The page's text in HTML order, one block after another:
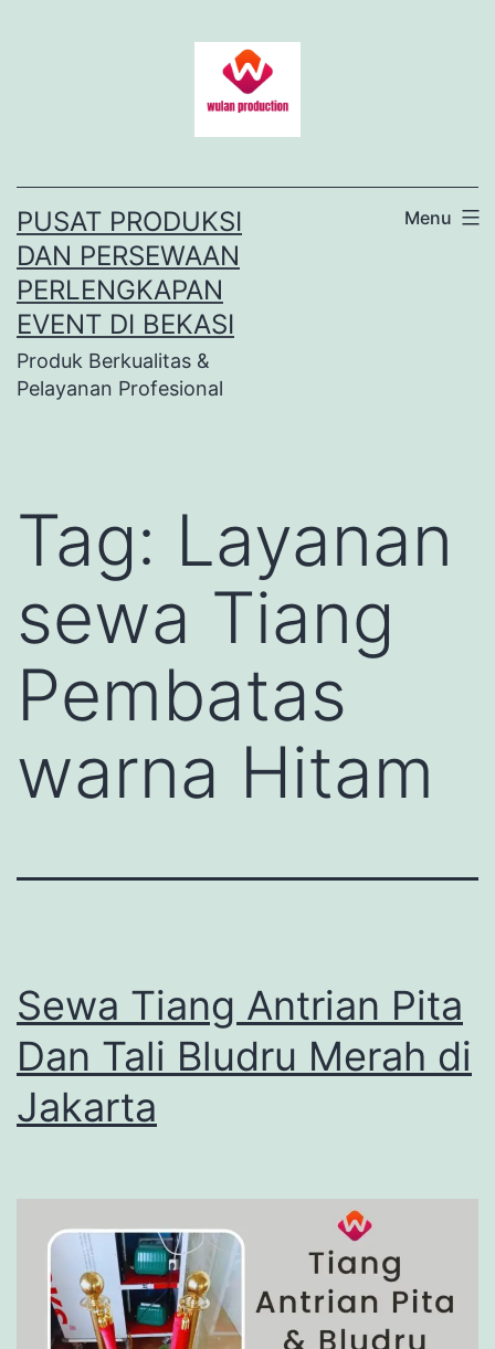
PUSAT PRODUKSI
DAN PERSEWAAN
PERLENGKAPAN
EVENT DI BEKASI
Produk Berkualitas &
Pelayanan Profesional
Menu
Tag: Layanan
sewa Tiang
Pembatas
warna Hitam
Sewa Tiang Antrian Pita
Dan Tali Bludru Merah di
Jakarta